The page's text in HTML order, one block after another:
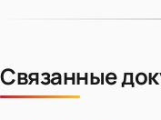
Связанные